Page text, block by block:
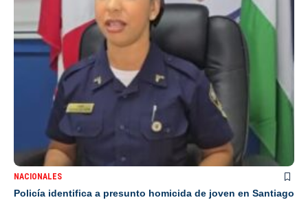
NACIONALES
Policía identifica a presunto homicida de joven en Santiago